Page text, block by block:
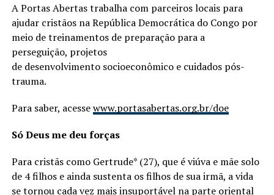
A Portas Abertas trabalha com parceiros locais para
ajudar cristãos na República Democrática do Congo por
meio de treinamentos de preparação para a
perseguição, projetos
de desenvolvimento socioeconômico e cuidados pós-
trauma.
Para saber, acessewww.portasabertas.org.br/doe
Só Deus me deu forças
Para cristãs como Gertrude* (27), que é viúva e mãe solo
de 4 filhos e ainda sustenta os filhos de sua irmã, a vida
se tornou cada vez mais insuportável na parte oriental